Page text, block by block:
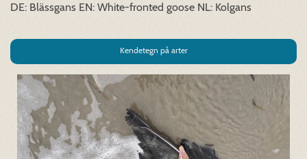
DE: Blässgans EN: White-fronted goose NL: Kolgans
Kendetegn på arter